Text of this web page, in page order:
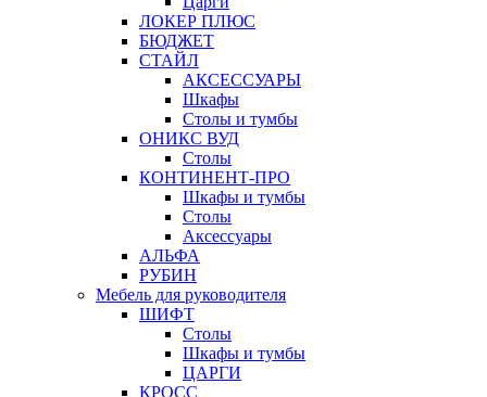
ЛОКЕР ПЛЮС
БЮДЖЕТ
СТАЙЛ
АКСЕССУАРЫ
Шкафы
Столы и тумбы
ОНИКС ВУД
Столы
КОНТИНЕНТ-ПРО
Шкафы и тумбы
Столы
Аксессуары
АЛЬФА
РУБИН
Мебель для руководителя
ШИФТ
Столы
Шкафы и тумбы
ЦАРГИ
КРОСС